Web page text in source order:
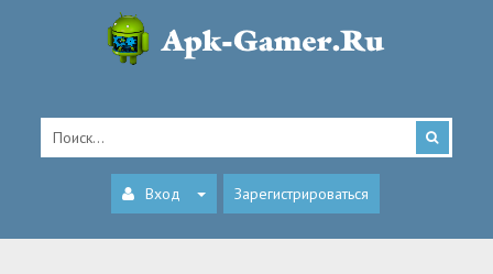
Вход Зарегистрироваться